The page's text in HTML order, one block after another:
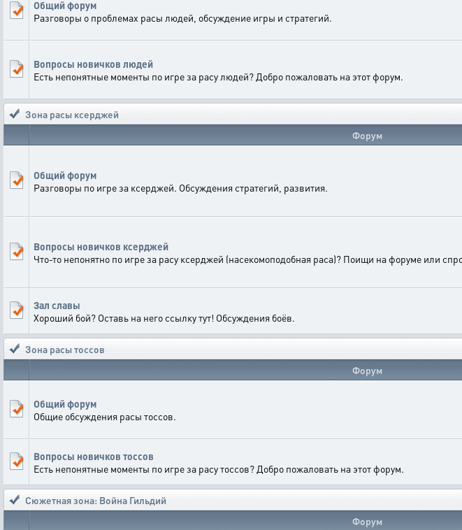
Общий форум
Разговоры о проблемах расы людей, обсуждение игры и стратегий.
Вопросы новичков людей
Есть непонятные моменты по игре за расу людей? Добро пожаловать на этот форум.
Зона расы ксерджей
Форум
Общий форум
Разговоры по игре за ксерджей. Обсуждения стратегий, развития.
Вопросы новичков ксерджей
Что-то непонятно по игре за расу ксерджей (насекомоподобная раса)? Поищи на форуме или
Зал славы
Хороший бой? Оставь на него ссылку тут! Обсуждения боёв.
Зона расы тоссов
Форум
Общий форум
Общие обсуждения расы тоссов.
Вопросы новичков тоссов
Есть непонятные моменты по игре за расу тоссов? Добро пожаловать на этот форум.
Сюжетная зона: Война Гильдий
Форум